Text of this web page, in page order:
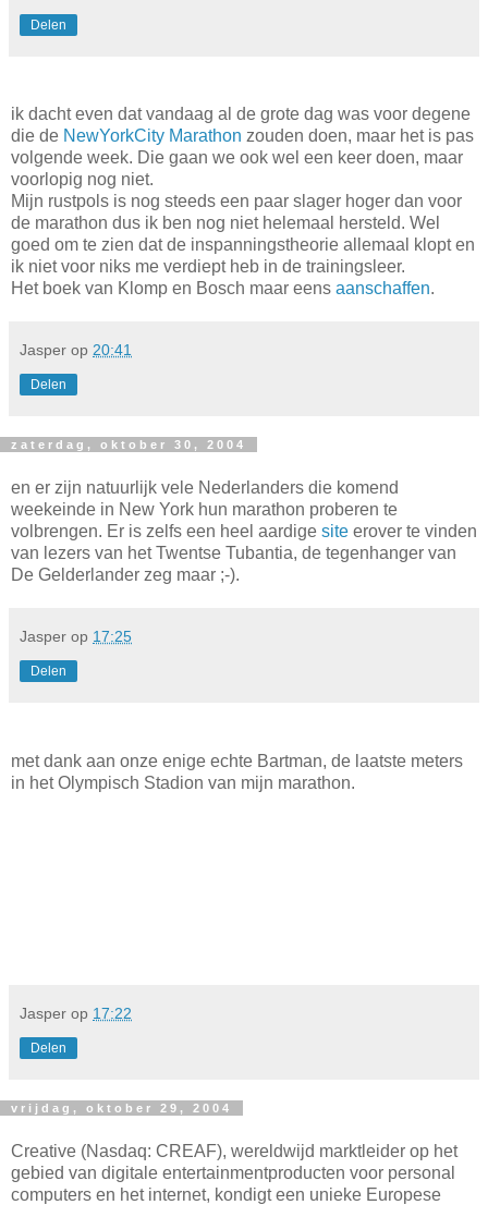
Delen
ik dacht even dat vandaag al de grote dag was voor degene
die de NewYorkCity Marathon zouden doen, maar het is pas
volgende week. Die gaan we ook wel een keer doen, maar
voorlopig nog niet.
Mijn rustpols is nog steeds een paar slager hoger dan voor
de marathon dus ik ben nog niet helemaal hersteld. Wel
goed om te zien dat de inspanningstheorie allemaal klopt en
ik niet voor niks me verdiept heb in de trainingsleer.
Het boek van Klomp en Bosch maar eens aanschaffen.
Jasper op 20:41
Delen
zaterdag, oktober 30, 2004
en er zijn natuurlijk vele Nederlanders die komend
weekeinde in New York hun marathon proberen te
volbrengen. Er is zelfs een heel aardige site erover te vinden
van lezers van het Twentse Tubantia, de tegenhanger van
De Gelderlander zeg maar ;-).
Jasper op 17:25
Delen
met dank aan onze enige echte Bartman, de laatste meters
in het Olympisch Stadion van mijn marathon.
Jasper op 17:22
Delen
vrijdag, oktober 29, 2004
Creative (Nasdaq: CREAF), wereldwijd marktleider op het
gebied van digitale entertainmentproducten voor personal
computers en het internet, kondigt een unieke Europese